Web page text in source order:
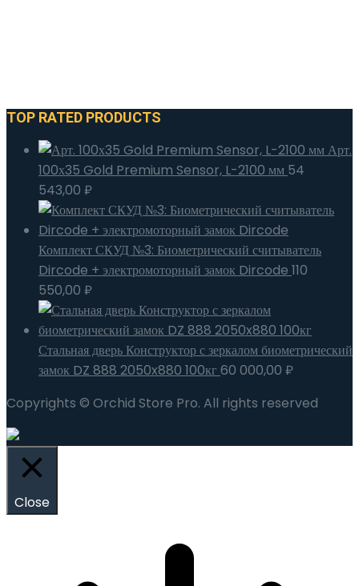
TOP RATED PRODUCTS
Арт.
100х35 Gold Premium Sensor, L-2100 мм 54
543,00 ₽
Комплект СКУД №3: Биометрический считыватель
Dircode + электромоторный замок Dircode 110
550,00 ₽
Стальная дверь Конструктор с зеркалом биометрический
замок DZ 888 2050x880 100кг 60 000,00 ₽
Copyrights © Orchid Store Pro. All rights reserved
Close